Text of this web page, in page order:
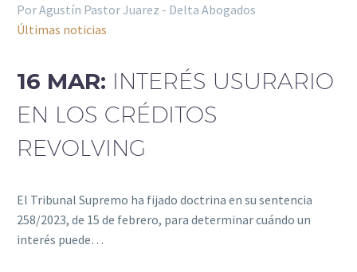
Por Agustín Pastor Juarez - Delta Abogados
Últimas noticias
16 MAR: INTERÉS USURARIO
EN LOS CRÉDITOS
REVOLVING
El Tribunal Supremo ha fijado doctrina en su sentencia
258/2023, de 15 de febrero, para determinar cuándo un
interés puede…